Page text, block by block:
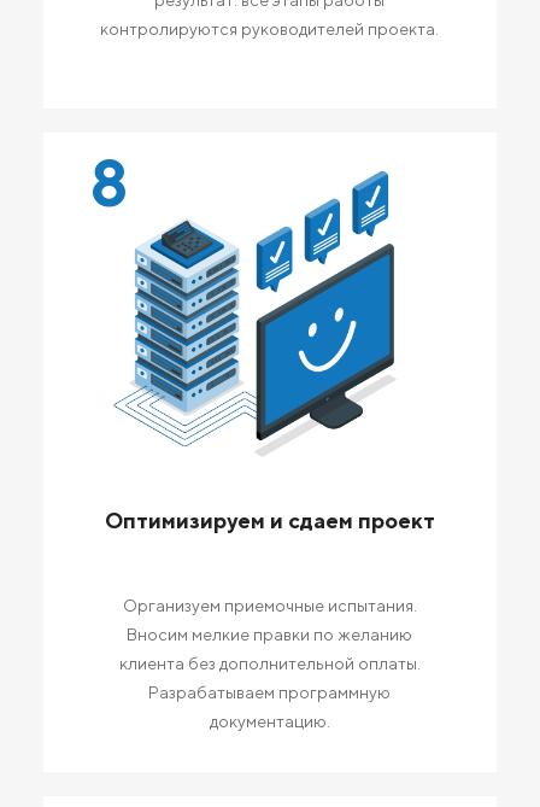
контролируются руководителей проекта.
8
Оптимизируем и сдаем проект
Организуем приемочные испытания.
Вносим мелкие правки по желанию
клиента без дополнительной оплаты.
Разрабатываем программную
документацию.